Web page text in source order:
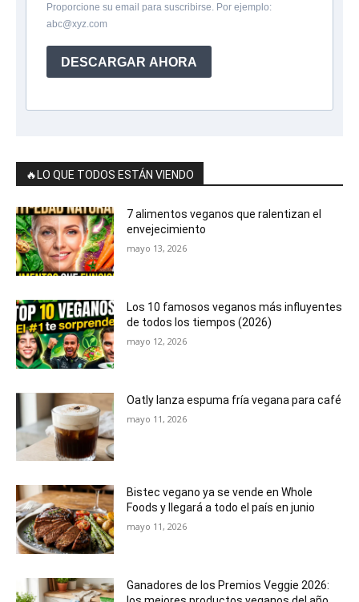
Proporcione su email para suscribirse. Por ejemplo:
abc@xyz.com
DESCARGAR AHORA
🔥LO QUE TODOS ESTÁN VIENDO
7 alimentos veganos que ralentizan el
envejecimiento
mayo 13, 2026
Los 10 famosos veganos más influyentes
de todos los tiempos (2026)
mayo 12, 2026
Oatly lanza espuma fría vegana para café
mayo 11, 2026
Bistec vegano ya se vende en Whole
Foods y llegará a todo el país en junio
mayo 11, 2026
Ganadores de los Premios Veggie 2026: